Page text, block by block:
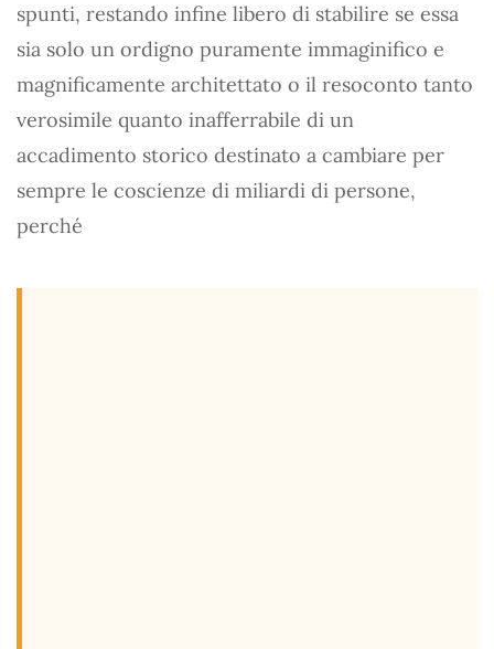
spunti, restando infine libero di stabilire se essa
sia solo un ordigno puramente immaginifico e
magnificamente architettato o il resoconto tanto
verosimile quanto inafferrabile di un
accadimento storico destinato a cambiare per
sempre le coscienze di miliardi di persone,
perché